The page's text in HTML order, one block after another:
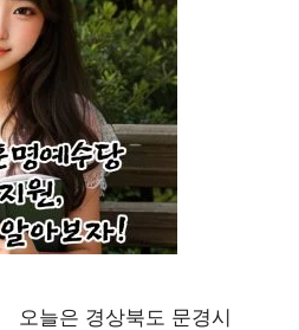
오늘은 경상북도 문경시